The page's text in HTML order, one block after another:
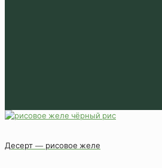
Десерт — рисовое желе